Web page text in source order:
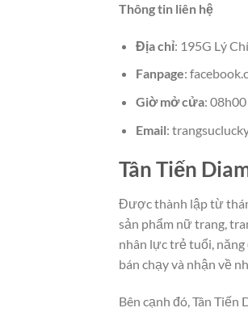
Thông tin liên hệ
Địa chỉ: 195G Lý
Fanpage:
Giờ mở cửa:
Email:
Tân Tiến
Được thành lập từ
sản phẩm nữ trang,
nhân lực trẻ tuổi, năng
bán chạy và nhận về
Bên cạnh đó, Tân